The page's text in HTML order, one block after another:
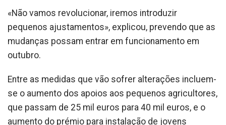
«Não vamos revolucionar, iremos introduzir
pequenos ajustamentos», explicou, prevendo que as
mudanças possam entrar em funcionamento em
outubro.
Entre as medidas que vão sofrer alterações incluem-
se o aumento dos apoios aos pequenos agricultores,
que passam de 25 mil euros para 40 mil euros, e o
aumento do prémio para instalação de jovens